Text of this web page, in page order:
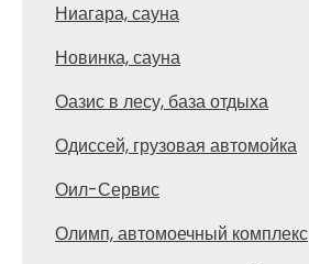
Ниагара, сауна
Новинка, сауна
Оазис в лесу, база отдыха
Одиссей, грузовая автомойка
Оил-Сервис
Олимп, автомоечный комплекс